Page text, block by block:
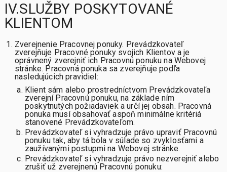
IV.SLUŽBY POSKYTOVANÉ
KLIENTOM
Zverejnenie Pracovnej ponuky. Prevádzkovateľ
zverejňuje Pracovné ponuky svojich Klientov a je
oprávnený zverejniť ich Pracovnú ponuku na Webovej
stránke. Pracovná ponuka sa zverejňuje podľa
nasledujúcich pravidiel:
Klient sám alebo prostredníctvom Prevádzkovateľa
zverejní Pracovnú ponuku, na základe ním
poskytnutých požiadaviek a určí jej obsah. Pracovná
ponuka musí obsahovať aspoň minimálne kritériá
stanovené Prevádzkovateľom.
Prevádzkovateľ si vyhradzuje právo upraviť Pracovnú
ponuku tak, aby tá bola v súlade so zvyklosťami a
zaužívanými postupmi na Webovej stránke.
Prevádzkovateľ si vyhradzuje právo nezverejniť alebo
zrušiť už zverejnenú Pracovnú ponuku: